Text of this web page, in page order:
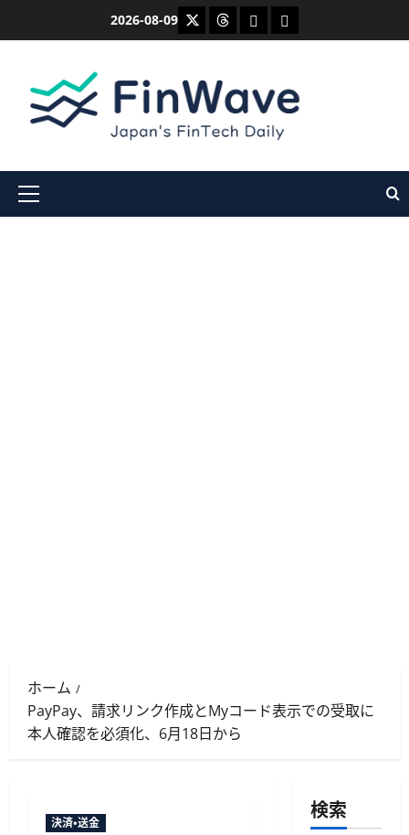
2026-08-09 X ThreadsBlueskyMastodon
メ
ホーム
PayPay、請求リンク作成とMyコード表示での受取に
本人確認を必須化、6月18日から
決済・送金
検索